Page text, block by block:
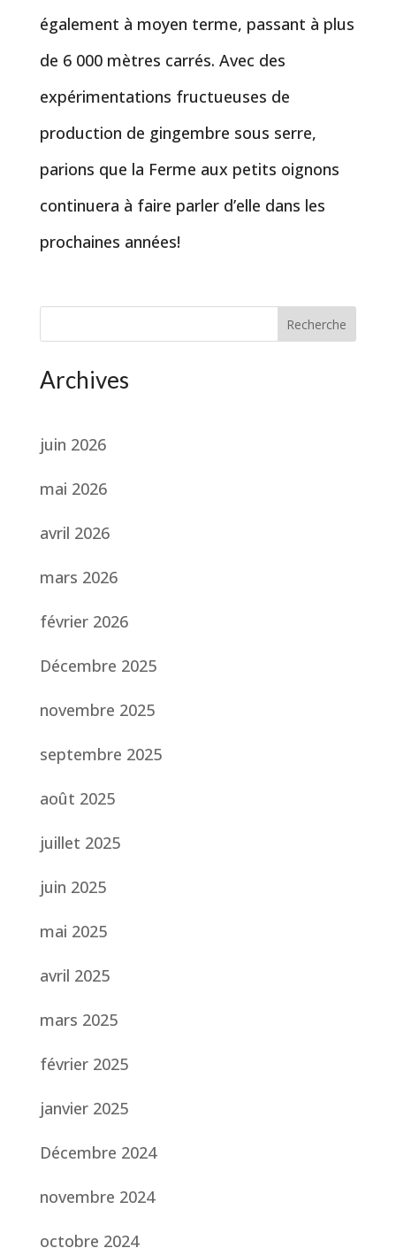
également à moyen terme, passant à plus
de 6 000 mètres carrés. Avec des
expérimentations fructueuses de
production de gingembre sous serre,
parions que la Ferme aux petits oignons
continuera à faire parler d’elle dans les
prochaines années!
Recherche
Archives
juin 2026
mai 2026
avril 2026
mars 2026
février 2026
Décembre 2025
novembre 2025
septembre 2025
août 2025
juillet 2025
juin 2025
mai 2025
avril 2025
mars 2025
février 2025
janvier 2025
Décembre 2024
novembre 2024
octobre 2024